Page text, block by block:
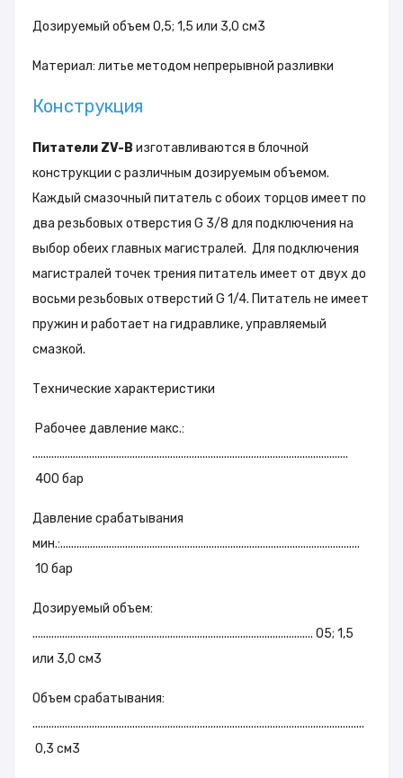
Дозируемый объем 0,5; 1,5 или 3,0 см3
Материал: литье методом непрерывной разливки
Конструкция
Питатели ZV-B изготавливаются в блочной
конструкции с различным дозируемым объемом.
Каждый смазочный питатель с обоих торцов имеет по
два резьбовых отверстия G 3/8 для подключения на
выбор обеих главных магистралей. Для подключения
магистралей точек трения питатель имеет от двух до
восьми резьбовых отверстий G 1/4. Питатель не имеет
пружин и работает на гидравлике, управляемый
смазкой.
Технические характеристики
Рабочее давление макс.:
.....................................................................................................................
400 бар
Давление срабатывания
мин.:...............................................................................................................
10 бар
Дозируемый объем:
........................................................................................................ 05; 1,5
или 3,0 см3
Объем срабатывания:
...........................................................................................................................
0,3 см3